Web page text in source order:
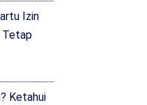
Izin
Tetap
Ketahui